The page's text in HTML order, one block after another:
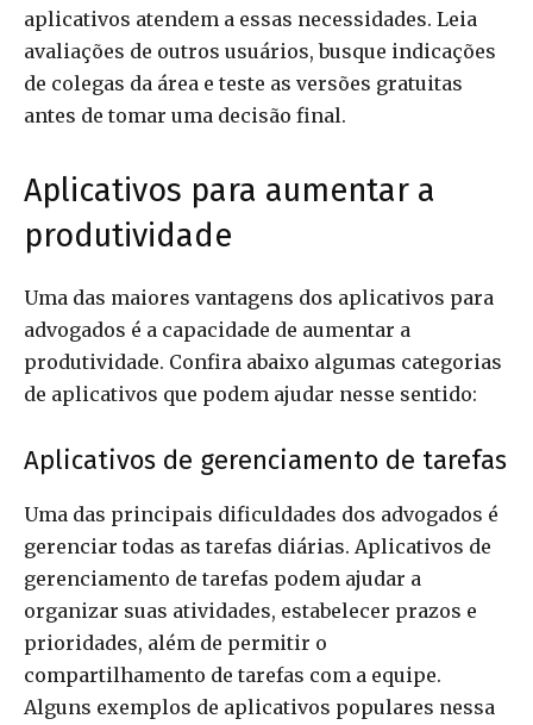
aplicativos atendem a essas necessidades. Leia
avaliações de outros usuários, busque indicações
de colegas da área e teste as versões gratuitas
antes de tomar uma decisão final.
Aplicativos para aumentar a
produtividade
Uma das maiores vantagens dos aplicativos para
advogados é a capacidade de aumentar a
produtividade. Confira abaixo algumas categorias
de aplicativos que podem ajudar nesse sentido:
Aplicativos de gerenciamento de tarefas
Uma das principais dificuldades dos advogados é
gerenciar todas as tarefas diárias. Aplicativos de
gerenciamento de tarefas podem ajudar a
organizar suas atividades, estabelecer prazos e
prioridades, além de permitir o
compartilhamento de tarefas com a equipe.
Alguns exemplos de aplicativos populares nessa